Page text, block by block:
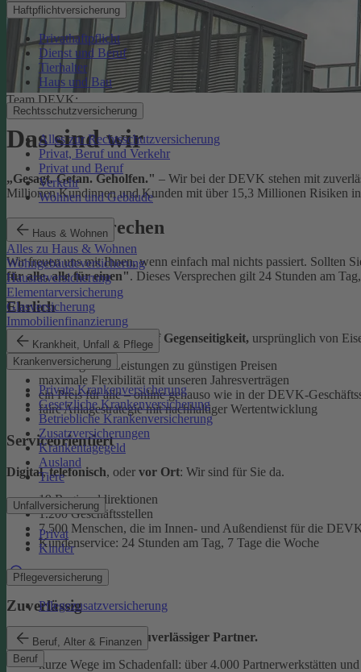
Haftpflichtversicherung
Privathaftpflicht
Dienst und Beruf
Tierhalter
Haus und Bau
Rechtsschutzversicherung
Alles zur Rechtsschutzversicherung
Privat, Beruf und Verkehr
Privat und Beruf
Verkehr
Wohnen und Gebäude
Haus & Wohnen
Alles zu Haus & Wohnen
Wohngebäudeversicherung
Hausratversicherung
Elementarversicherung
Glasversicherung
Immobilienfinanzierung
Krankheit, Unfall & Pflege
Krankenversicherung
Private Krankenversicherung
Gesetzliche Krankenversicherung
Betriebliche Krankenversicherung
Zusatzversicherungen
Krankentagegeld
Ausland
Tiere
Unfallversicherung
Privat
Kinder
Pflegeversicherung
Pflegezusatzversicherung
Beruf, Alter & Finanzen
Beruf
Team DEVK:
Das sind wir
„Gesagt. Getan. Geholfen." – Wir bei der DEVK stehen mit
Millionen Kundinnen und Kunden mit über 15,3 Millionen Risiken in
Unser Versprechen
Wir freuen uns mit Ihnen, wenn einfach mal nichts passiert. Sollten
für alle, alle für einen". Dieses Versprechen gilt 24 Stunden am
Ehrlich
AlsVersicherungsverein auf Gegenseitigkeit, ursprünglich von
überzeugende Leistungen zu günstigen Preisen
maximale Flexibilität mit unseren Jahresverträgen
ein Preis für alle – online genauso wie in der DEVK-
faire Anlagestrategie mit nachhaltiger Wertentwicklung
Serviceorientiert
Digital,telefonisch, oder vor Ort: Wir sind für Sie da.
19 Regionaldirektionen
1.200 Geschäftsstellen
7.500 Menschen, die im Innen- und Außendienst für die
Kundenservice: 24 Stunden am Tag, 7 Tage die Woche
Beratung finden
Zuverlässig
Wir sind ein starker und zuverlässiger Partner.
kurze Wege im Schadenfall: über 4.000 Partnerwerkstätten